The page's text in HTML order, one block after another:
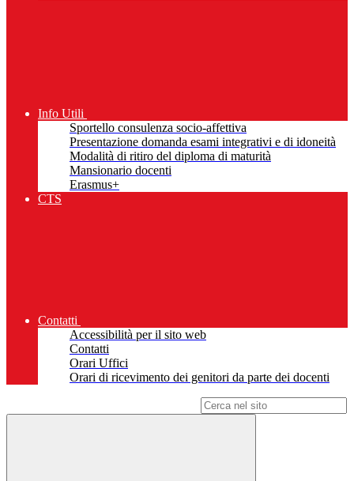
Info Utili
Sportello consulenza socio-affettiva
Presentazione domanda esami integrativi e di idoneità
Modalità di ritiro del diploma di maturità
Mansionario docenti
Erasmus+
CTS
Contatti
Accessibilità per il sito web
Contatti
Orari Uffici
Orari di ricevimento dei genitori da parte dei docenti